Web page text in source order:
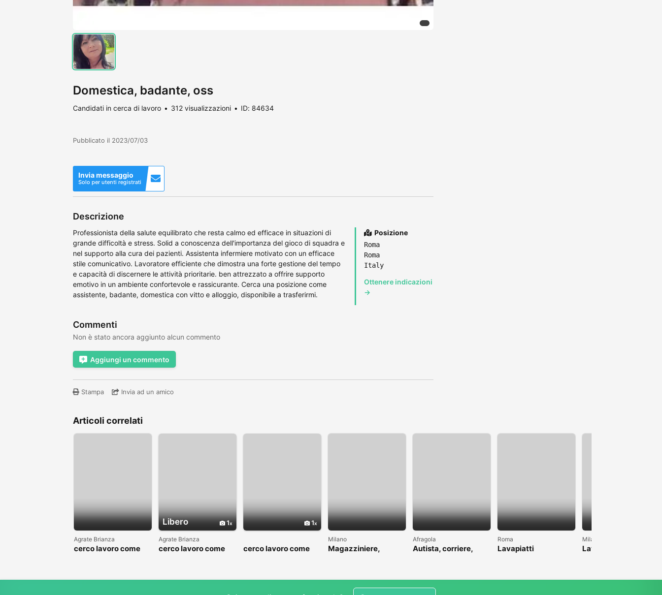
Domestica, badante, oss
Candidati in cerca di lavoro 312 visualizzazioni ID: 84634
Pubblicato il 2023/07/03
Invia messaggio
Solo per utenti registrati
Descrizione
Professionista della salute equilibrato che resta calmo ed efficace in situazioni di
grande difficoltà e stress. Solid a conoscenza dell'importanza del gioco di squadra e
nel supporto alla cura dei pazienti. Assistenta infermiere motivato con un efficace
stile comunicativo. Lavoratore efficiente che dimostra una forte gestione del tempo
e capacità di discernere le attività prioritarie. ben attrezzato a offrire supporto
emotivo in un ambiente confortevole e rassicurante. Cerca una posizione come
assistente, badante, domestica con vitto e alloggio, disponibile a trasferirmi.
Posizione
Roma
Roma
Italy
Ottenere indicazioni
→
Commenti
Non è stato ancora aggiunto alcun commento
Aggiungi un commento
Stampa Invia ad un amico
Articoli correlati
Agrate Brianza
cerco lavoro come
Libero 1
Agrate Brianza
cerco lavoro come
1
cerco lavoro come
Milano
Magazziniere,
Afragola
Autista, corriere,
Roma
Lavapiatti
Milano
Lavoro come pulizie